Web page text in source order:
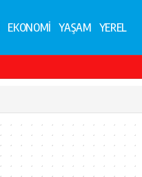
EKONOMİ YAŞAM YEREL